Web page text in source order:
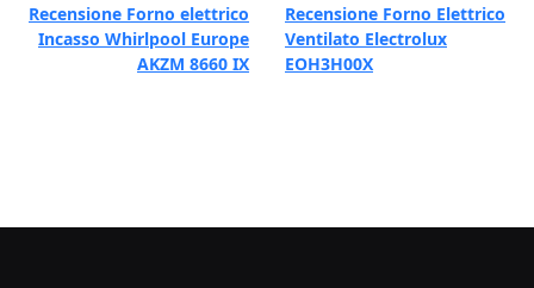
Recensione Forno elettrico
Incasso Whirlpool Europe
AKZM 8660 IX
Recensione Forno Elettrico
Ventilato Electrolux
EOH3H00X